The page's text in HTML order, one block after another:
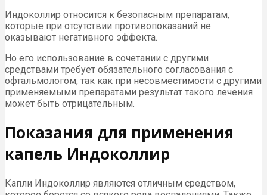
Индоколлир относится к безопасным препаратам,
которые при отсутствии противопоказаний не
оказывают негативного эффекта.
Но его использование в сочетании с другими
средствами требует обязательного согласования с
офтальмологом, так как при несовместимости с другими
применяемыми препаратами результат такого лечения
может быть отрицательным.
Показания для применения
капель Индоколлир
Капли Индоколлир являются отличным средством,